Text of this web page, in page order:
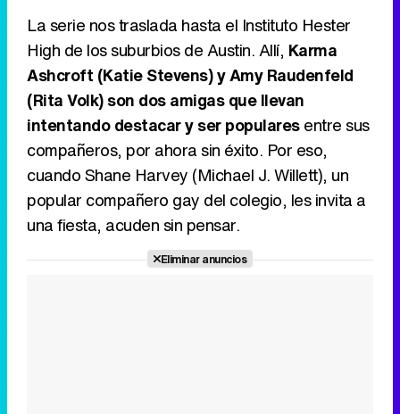
Tráiler de la tercera temporada de 'The Walking Dead: Dead City' de AMC+
Canción ganadora de Eurovisión 2026: DARA con "Bangaranga" por Bulgaria
La serie nos traslada hasta el Instituto Hester
High de los suburbios de Austin. Allí, Karma
Ashcroft (Katie Stevens) y Amy Raudenfeld
(Rita Volk) son dos amigas que llevan
intentando destacar y ser popularesentre sus
compañeros, por ahora sin éxito. Por eso,
cuando Shane Harvey (Michael J. Willett), un
popular compañero gay del colegio, les invita a
una fiesta, acuden sin pensar.
Eliminar anuncios